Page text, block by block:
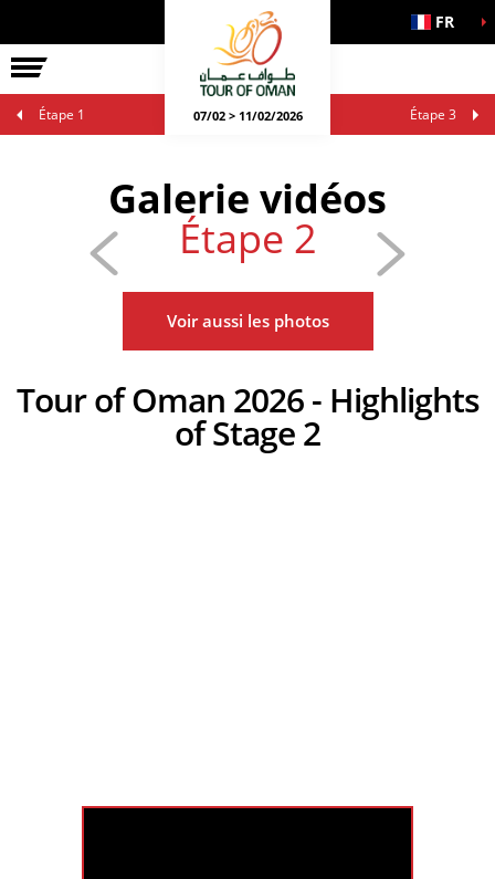
FR
07/02 > 11/02/2026
Étape 1 Étape 3
Galerie vidéos
Étape 2
Voir aussi les photos
Tour of Oman 2026 - Highlights
of Stage 2